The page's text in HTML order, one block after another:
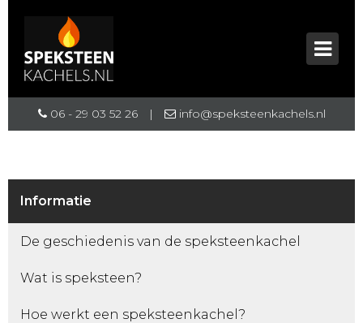
06 - 29 03 52 26 | info@speksteenkachels.nl
Informatie
De geschiedenis van de speksteenkachel
Wat is speksteen?
Hoe werkt een speksteenkachel?